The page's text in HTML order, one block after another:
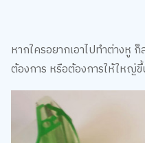
หากใครอยากเอาไปทำต่างหู
ต้องการ หรือต้องการให้ใหญ่